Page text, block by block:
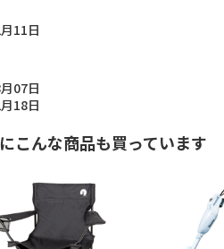
11日
07日
18日
こんな商品も買っています